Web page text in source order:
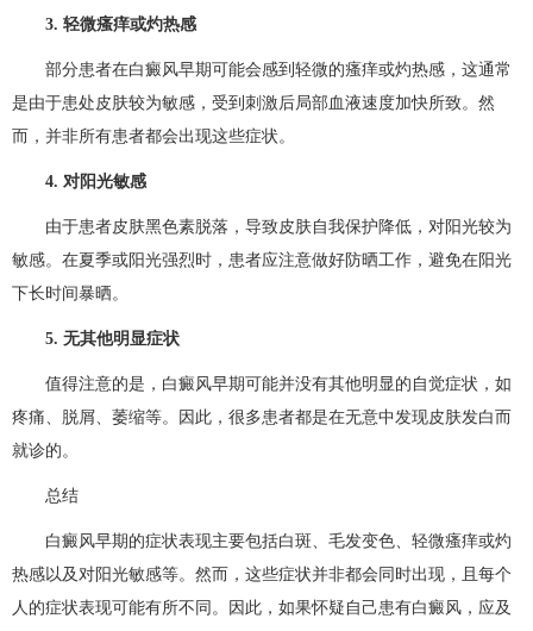
3. 轻微瘙痒或灼热感
部分患者在白癜风早期可能会感到轻微的瘙痒或灼热感，这通常
是由于患处皮肤较为敏感，受到刺激后局部血液速度加快所致。然
而，并非所有患者都会出现这些症状。
4. 对阳光敏感
由于患者皮肤黑色素脱落，导致皮肤自我保护降低，对阳光较为
敏感。在夏季或阳光强烈时，患者应注意做好防晒工作，避免在阳光
下长时间暴晒。
5. 无其他明显症状
值得注意的是，白癜风早期可能并没有其他明显的自觉症状，如
疼痛、脱屑、萎缩等。因此，很多患者都是在无意中发现皮肤发白而
就诊的。
总结
白癜风早期的症状表现主要包括白斑、毛发变色、轻微瘙痒或灼
热感以及对阳光敏感等。然而，这些症状并非都会同时出现，且每个
人的症状表现可能有所不同。因此，如果怀疑自己患有白癜风，应及